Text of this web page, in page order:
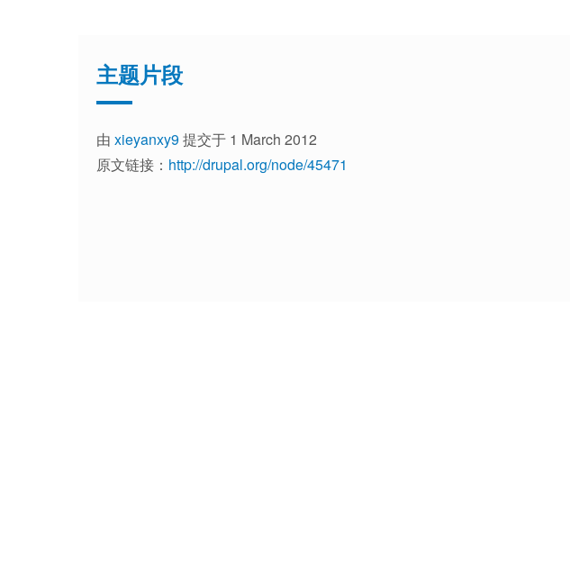
主题片段
由 xieyanxy9提交于 1 March 2012
原文链接： http://drupal.org/node/45471